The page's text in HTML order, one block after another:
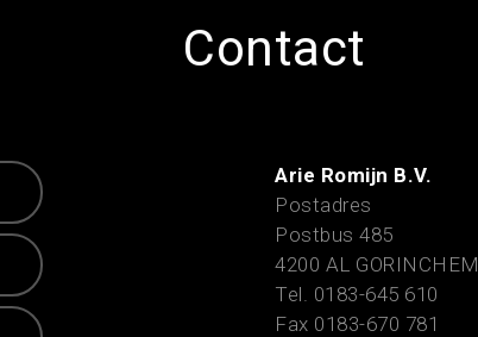
Contact
Arie Romijn B.V.
Postadres
Postbus 485
4200 AL GORINCHEM
Tel. 0183-645 610
Fax 0183-670 781